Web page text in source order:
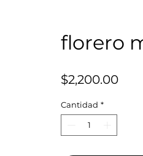
florero
$2,200.00
Cantidad *